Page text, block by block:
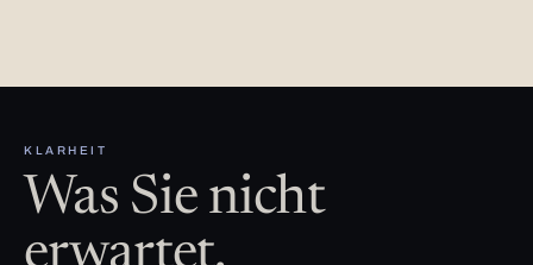
KLARHEIT
Was Sie nicht